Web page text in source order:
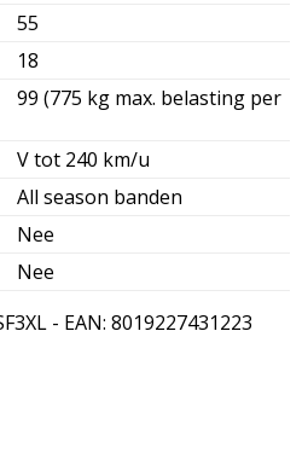
55
18
99 (775 kg max. belasting per
V tot 240 km/u
All season banden
Nee
Nee
- EAN: 8019227431223